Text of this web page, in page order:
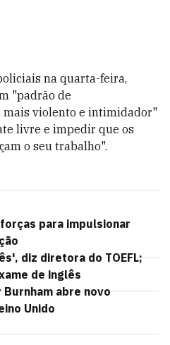
na quarta-feira,
"padrão de
mais violento e intimidador"
livre e impedir que os
o seu trabalho".
forças para impulsionar
diz diretora do TOEFL;
de inglês
abre novo
Unido